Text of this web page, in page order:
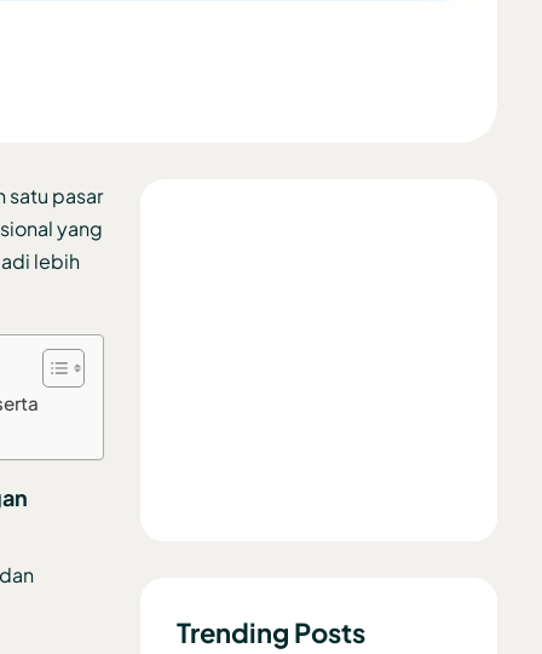
satu pasar
yang
lebih
Trending Posts